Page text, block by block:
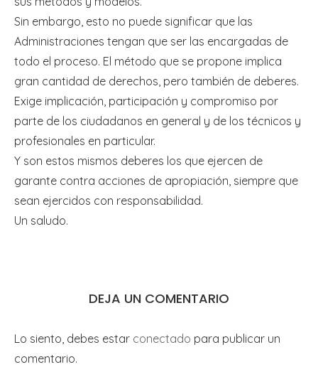
Sin embargo, esto no puede significar que las
Administraciones tengan que ser las encargadas de
todo el proceso. El método que se propone implica
gran cantidad de derechos, pero también de deberes.
Exige implicación, participación y compromiso por
parte de los ciudadanos en general y de los técnicos y
profesionales en particular.
Y son estos mismos deberes los que ejercen de
garante contra acciones de apropiación, siempre que
sean ejercidos con responsabilidad.
Un saludo.
DEJA UN COMENTARIO
Lo siento, debes estar conectado para publicar un
comentario.